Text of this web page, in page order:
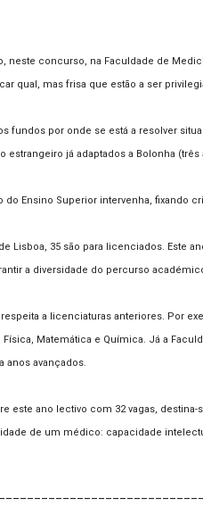
neste concurso, na Faculdade de
qual, mas frisa que estão a ser
fundos por onde se está a resolver
já adaptados a Bolonha
Ensino Superior intervenha, fixando
Lisboa, 35 são para licenciados.
a diversidade do percurso
a licenciaturas anteriores. Por
Matemática e Química. Já a
anos avançados.
este ano lectivo com 32 vagas,
de um médico: capacidade